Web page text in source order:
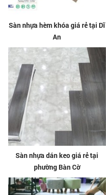
Sàn nhựa hèm khóa giá rẻ tại Dĩ
An
Sàn nhựa dán keo giá rẻ tại
phường Bàn Cờ